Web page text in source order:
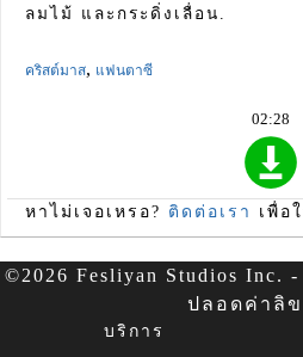
ลมไม้ และกระดิ่งเลื่อน.
คริสต์มาส, แฟนตาซี
02:28
หาไม่เจอเหรอ? ติดต่อเรา เพื่อ
©2026 Fesliyan Studios Inc.
ปลอดค่าลิ
บริการ